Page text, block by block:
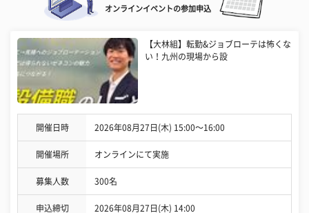
オンラインイベントの参加申込
【大林組】転勤&ジョブローテは怖くな
い！九州の現場から設
開催日時 2026年08月27日(木) 15:00〜16:00
開催場所 オンラインにて実施
募集人数 300名
申込締切 2026年08月27日(木) 14:00